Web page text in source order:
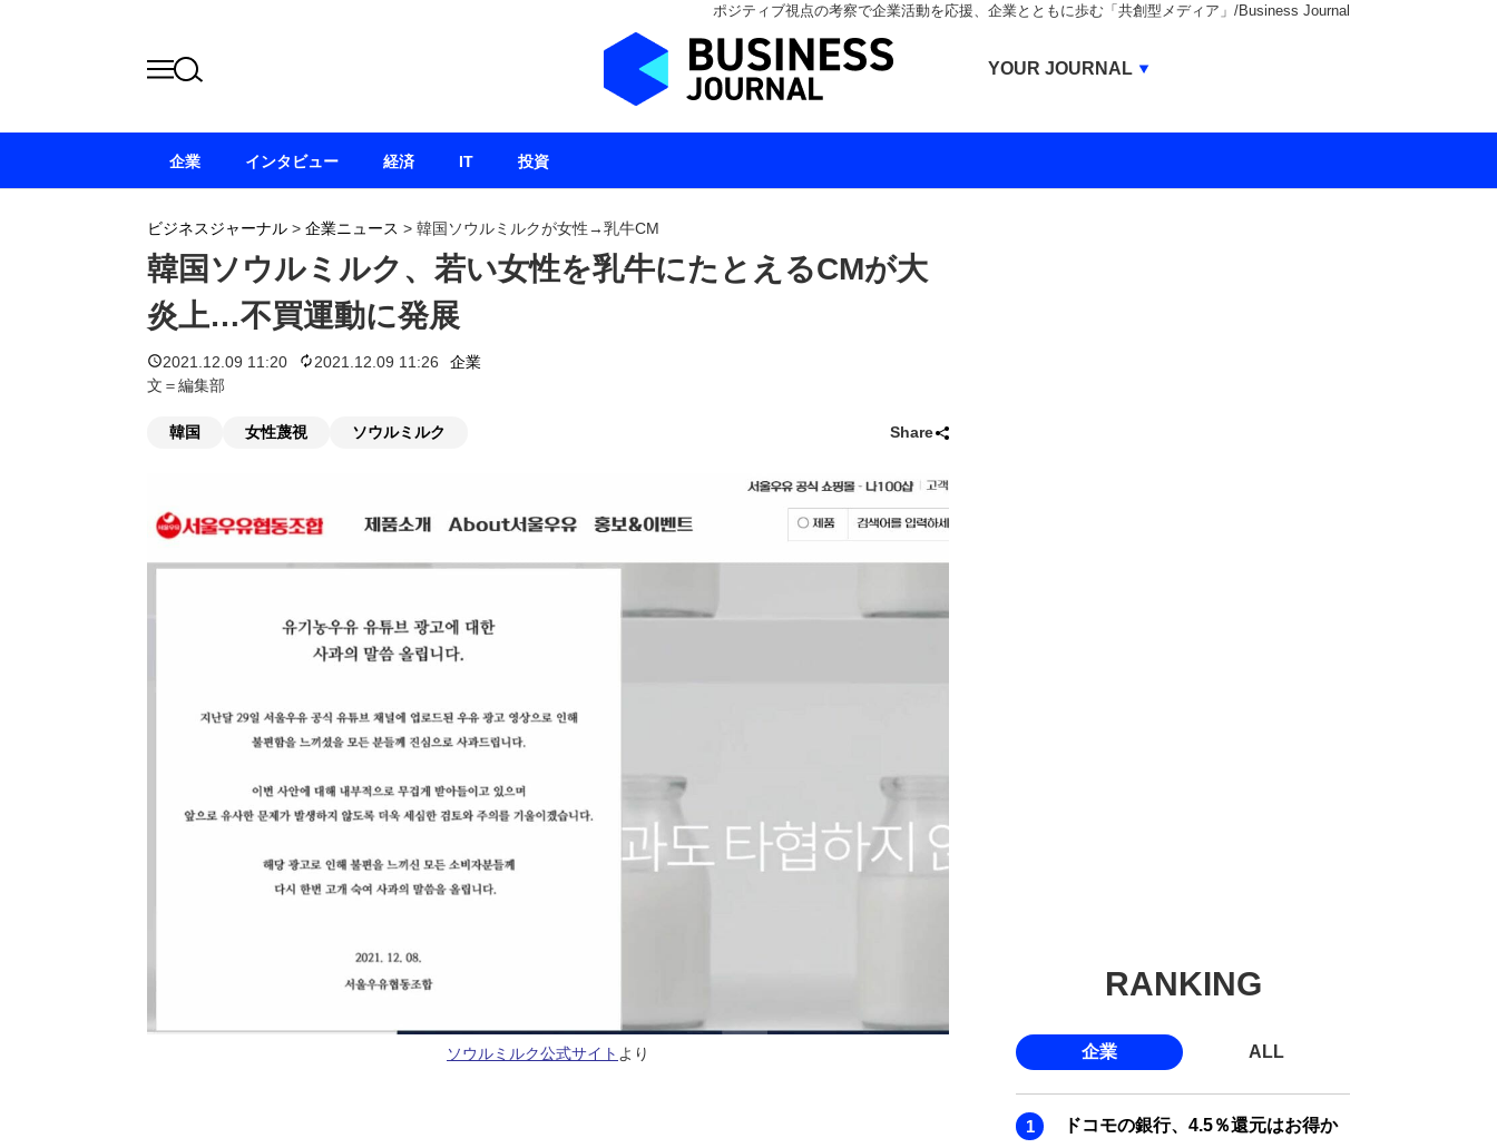
ポジティブ視点の考察で企業活動を応援、企業とともに歩む「共創型メディア」/Business Journal
ビジネスジャーナル > 企業ニュース > 韓国ソウルミルクが女性→乳牛CM
韓国ソウルミルク、若い女性を乳牛にたとえるCMが大
炎上…不買運動に発展
2021.12.09 11:20 2021.12.09 11:26
企業
文＝編集部
韓国 女性蔑視 ソウルミルク Share
ソウルミルク公式サイト より
RANKING
企業 ALL
ドコモの銀行、4.5％還元はお得か
企業 インタビュー 経済 IT 投資
YOUR JOURNAL
BUSINESS JOURNAL